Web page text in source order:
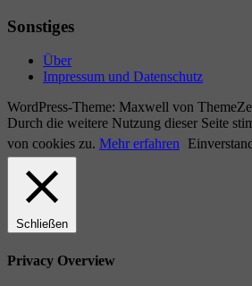
Sonstiges
Über
Impressum und Datenschutz
WordPress-Theme: Maxwell von
Durch die weitere Nutzung dieser Seite
von cookies zu. Mehr erfahren
Schließen
Privacy Overview